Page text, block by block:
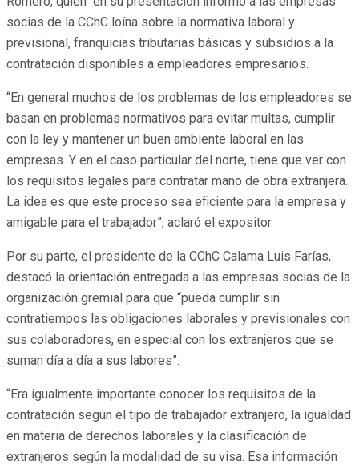
socias de la CChC loína sobre la normativa laboral y
previsional, franquicias tributarias básicas y subsidios a la
contratación disponibles a empleadores empresarios.
“En general muchos de los problemas de los empleadores se
basan en problemas normativos para evitar multas, cumplir
con la ley y mantener un buen ambiente laboral en las
empresas. Y en el caso particular del norte, tiene que ver con
los requisitos legales para contratar mano de obra extranjera.
La idea es que este proceso sea eficiente para la empresa y
amigable para el trabajador”, aclaró el expositor.
Por su parte, el presidente de la CChC Calama Luis Farías,
destacó la orientación entregada a las empresas socias de la
organización gremial para que “pueda cumplir sin
contratiempos las obligaciones laborales y previsionales con
sus colaboradores, en especial con los extranjeros que se
suman día a día a sus labores”.
“Era igualmente importante conocer los requisitos de la
contratación según el tipo de trabajador extranjero, la igualdad
en materia de derechos laborales y la clasificación de
extranjeros según la modalidad de su visa. Esa información